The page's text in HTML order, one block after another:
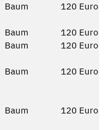
Baum 120 Euro
Baum
120 Euro
Baum 120 Euro
Baum 120 Euro
Baum 120 Euro